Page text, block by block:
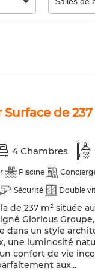
de 237
4 Chambres
Piscine
Sécurité Double
de 237 m² située
Glorious
dans un style
une luminosité
confort de vie
aux...